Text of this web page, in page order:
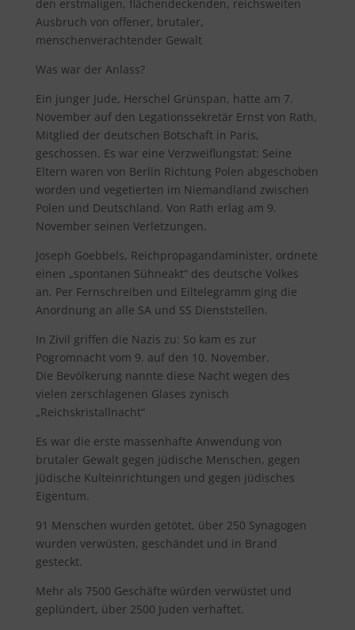
den erstmaligen, flächendeckenden, reichsweiten
Ausbruch von offener, brutaler,
menschenverachtender Gewalt
Was war der Anlass?
Ein junger Jude, Herschel Grünspan, hatte am 7.
November auf den Legationssekretär Ernst von Rath,
Mitglied der deutschen Botschaft in Paris,
geschossen. Es war eine Verzweiflungstat: Seine
Eltern waren von Berlin Richtung Polen abgeschoben
worden und vegetierten im Niemandland zwischen
Polen und Deutschland. Von Rath erlag am 9.
November seinen Verletzungen.
Joseph Goebbels, Reichpropagandaminister, ordnete
einen „spontanen Sühneakt“ des deutsche Volkes
an. Per Fernschreiben und Eiltelegramm ging die
Anordnung an alle SA und SS Dienststellen.
In Zivil griffen die Nazis zu: So kam es zur
Pogromnacht vom 9. auf den 10. November.
Die Bevölkerung nannte diese Nacht wegen des
vielen zerschlagenen Glases zynisch
„Reichskristallnacht“
Es war die erste massenhafte Anwendung von
brutaler Gewalt gegen jüdische Menschen, gegen
jüdische Kulteinrichtungen und gegen jüdisches
Eigentum.
91 Menschen wurden getötet, über 250 Synagogen
wurden verwüsten, geschändet und in Brand
gesteckt.
Mehr als 7500 Geschäfte würden verwüstet und
geplündert, über 2500 Juden verhaftet.